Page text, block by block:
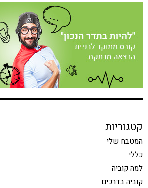
קטגוריות
המטבח שלי
כללי
למה קוביה
קוביה בדרכים